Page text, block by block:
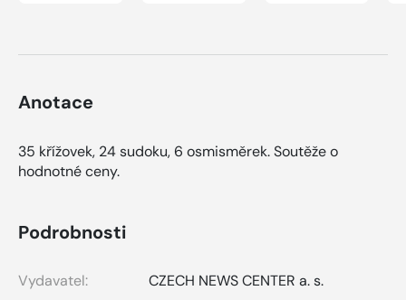
Anotace
35 křížovek, 24 sudoku, 6 osmisměrek. Soutěže o
hodnotné ceny.
Podrobnosti
Vydavatel:
CZECH NEWS CENTER a. s.